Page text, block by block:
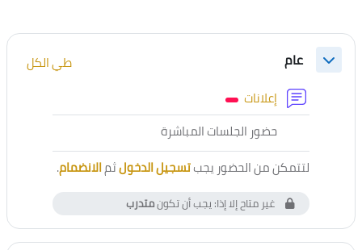
الخطوط العريضة للقسم
طي عام
طي الكل
إعلانات منتدى
حضور الجلسات المباشرةأداة خارجية
لتتمكن من الحضور يجبتسجيل الدخولثمالانضمام.
غير متاح إلا إذا: يجب أن تكونمتدرب